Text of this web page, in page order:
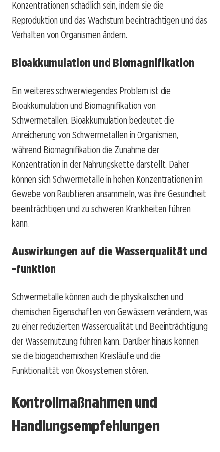
Konzentrationen schädlich sein, indem sie die
Reproduktion und das Wachstum beeinträchtigen und das
Verhalten von Organismen ändern.
Bioakkumulation und Biomagnifikation
Ein weiteres schwerwiegendes Problem ist die
Bioakkumulation und Biomagnifikation von
Schwermetallen. Bioakkumulation bedeutet die
Anreicherung von Schwermetallen in Organismen,
während Biomagnifikation die Zunahme der
Konzentration in der Nahrungskette darstellt. Daher
können sich Schwermetalle in hohen Konzentrationen im
Gewebe von Raubtieren ansammeln, was ihre Gesundheit
beeinträchtigen und zu schweren Krankheiten führen
kann.
Auswirkungen auf die Wasserqualität und
-funktion
Schwermetalle können auch die physikalischen und
chemischen Eigenschaften von Gewässern verändern, was
zu einer reduzierten Wasserqualität und Beeinträchtigung
der Wassernutzung führen kann. Darüber hinaus können
sie die biogeochemischen Kreisläufe und die
Funktionalität von Ökosystemen stören.
Kontrollmaßnahmen und
Handlungsempfehlungen